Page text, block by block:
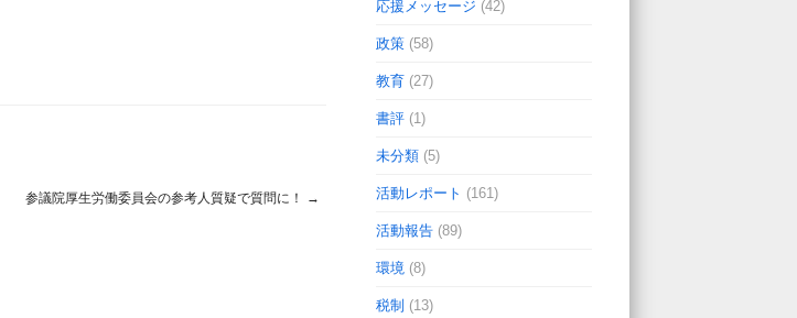
参議院厚生労働委員会の参考人質疑で質問に！ →
応援メッセージ (42)
政策 (58)
教育 (27)
書評 (1)
未分類 (5)
活動レポート (161)
活動報告 (89)
環境 (8)
税制 (13)